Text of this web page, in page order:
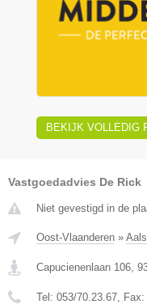
BEKIJK VOLLEDIG
Vastgoedadvies De Rick
Niet gevestigd in de
Oost-Vlaanderen »
Capucienenlaan 106
Tel: 053/70.23.67 , Fax: